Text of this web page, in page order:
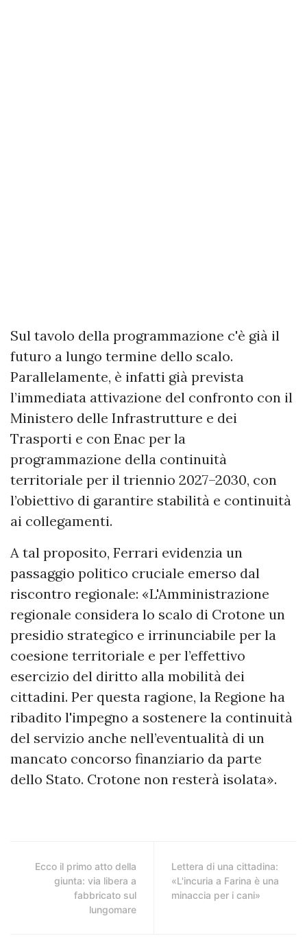
Sul tavolo della programmazione c'è già il
futuro a lungo termine dello scalo.
Parallelamente, è infatti già prevista
l’immediata attivazione del confronto con il
Ministero delle Infrastrutture e dei
Trasporti e con Enac per la
programmazione della continuità
territoriale per il triennio 2027–2030, con
l’obiettivo di garantire stabilità e continuità
ai collegamenti.
A tal proposito, Ferrari evidenzia un
passaggio politico cruciale emerso dal
riscontro regionale: «L'Amministrazione
regionale considera lo scalo di Crotone un
presidio strategico e irrinunciabile per la
coesione territoriale e per l’effettivo
esercizio del diritto alla mobilità dei
cittadini. Per questa ragione, la Regione ha
ribadito l'impegno a sostenere la continuità
del servizio anche nell’eventualità di un
mancato concorso finanziario da parte
dello Stato. Crotone non resterà isolata».
Ecco il primo atto della
giunta: via libera a
fabbricato sul
lungomare
Lettera di una cittadina:
«L'incuria a Farina è una
minaccia per i cani»